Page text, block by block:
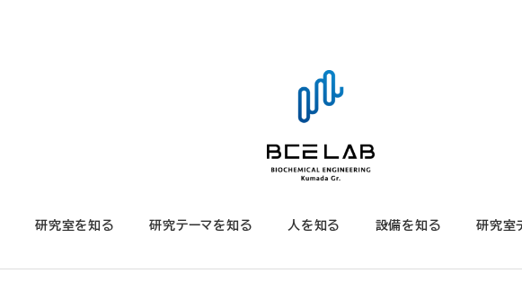
研究室を知る 研究テーマを知る 人を知る 設備を知る 研究室